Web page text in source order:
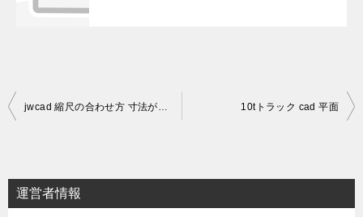
投
ビ
ゲ
jwcad 縮尺の合わせ方 寸法が合わない 10tトラック cad 平面
運営者情報